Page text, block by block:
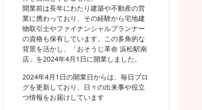
開業前は長年にわたり建築や不動産の営
業に携わっており、その経験から宅地建
物取引士やファイナンシャルプランナー
の資格も保有しています。この多角的な
背景を活かし、「おそうじ革命 浜松駅南
店」を2024年4月1日に開業しました。
2024年4月1日の開業日からは、毎日ブロ
グを更新しており、日々の出来事や役立
つ情報をお届けしています